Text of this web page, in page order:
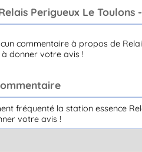
Perigueux Le Toulons
commentaire à propos de
donner votre avis !
fréquenté la station essence
votre avis !